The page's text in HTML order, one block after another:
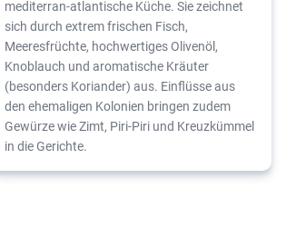
mediterran-atlantische Küche. Sie zeichnet
sich durch extrem frischen Fisch,
Meeresfrüchte, hochwertiges Olivenöl,
Knoblauch und aromatische Kräuter
(besonders Koriander) aus. Einflüsse aus
den ehemaligen Kolonien bringen zudem
Gewürze wie Zimt, Piri-Piri und Kreuzkümmel
in die Gerichte.